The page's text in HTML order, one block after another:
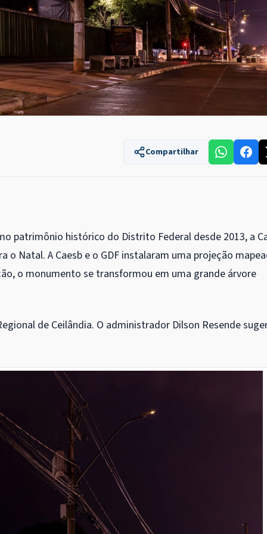
Compartilhar
patrimônio histórico do Distrito Federal desde 2013, a
o Natal. A Caesb e o GDF instalaram uma projeção
o monumento se transformou em uma grande árvore
de Ceilândia. O administrador Dilson Resende